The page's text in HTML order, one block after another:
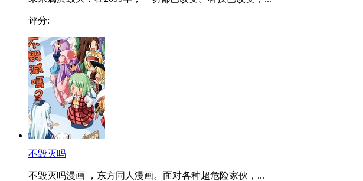
评分:
不毁灭吗
不毁灭吗漫画 ，东方同人漫画。面对各种超危险家伙，...